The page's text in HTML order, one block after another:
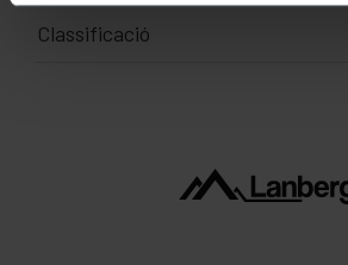
Classificació